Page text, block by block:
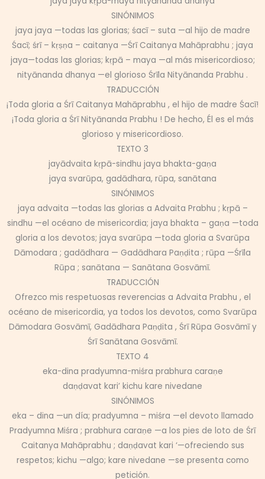
SINÓNIMOS
jaya jaya —todas las glorias; śacī – suta —al hijo de madre
Śacī; śrī – kṛṣṇa – caitanya —Śrī Caitanya Mahāprabhu ; jaya
jaya—todas las glorias; kṛpā – maya —al más misericordioso;
nityānanda dhanya —el glorioso Śrīla Nityānanda Prabhu .
TRADUCCIÓN
¡Toda gloria a Śrī Caitanya Mahāprabhu , el hijo de madre Śacī!
¡Toda gloria a Śrī Nityānanda Prabhu ! De hecho, Él es el más
glorioso y misericordioso.
TEXTO 3
jayādvaita kṛpā-sindhu jaya bhakta-gaṇa
jaya svarūpa, gadādhara, rūpa, sanātana
SINÓNIMOS
jaya advaita —todas las glorias a Advaita Prabhu ; kṛpā –
sindhu —el océano de misericordia; jaya bhakta – gaṇa —toda
gloria a los devotos; jaya svarūpa —toda gloria a Svarūpa
Dāmodara ; gadādhara — Gadādhara Paṇḍita ; rūpa —Śrīla
Rūpa ; sanātana — Sanātana Gosvāmī.
TRADUCCIÓN
Ofrezco mis respetuosas reverencias a Advaita Prabhu , el
océano de misericordia, ya todos los devotos, como Svarūpa
Dāmodara Gosvāmī, Gadādhara Paṇḍita , Śrī Rūpa Gosvāmī y
Śrī Sanātana Gosvāmī.
TEXTO 4
eka-dina pradyumna-miśra prabhura caraṇe
daṇḍavat kari’ kichu kare nivedane
SINÓNIMOS
eka – dina —un día; pradyumna – miśra —el devoto llamado
Pradyumna Miśra ; prabhura caraṇe —a los pies de loto de Śrī
Caitanya Mahāprabhu ; daṇḍavat kari ‘—ofreciendo sus
respetos; kichu —algo; kare nivedane —se presenta como
petición.